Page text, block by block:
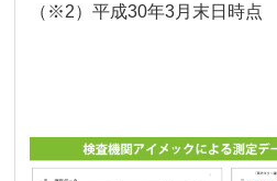
（※2）平成30年3月末日時点